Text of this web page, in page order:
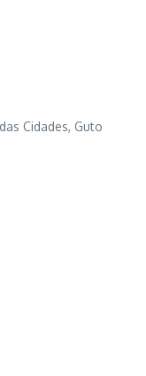
Cidades, Guto